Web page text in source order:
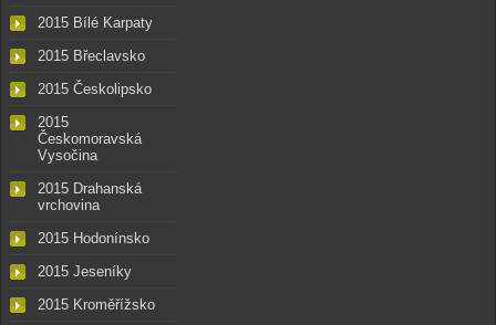
2015 Bílé Karpaty
2015 Břeclavsko
2015 Českolipsko
2015
Českomoravská
Vysočina
2015 Drahanská
vrchovina
2015 Hodonínsko
2015 Jeseníky
2015 Kroměřížsko